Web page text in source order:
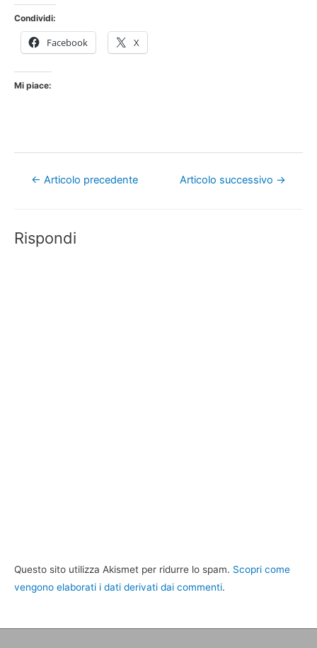
Condividi:
Facebook X
Mi piace:
Navigazione
← Articolo precedente Articolo successivo →
Rispondi
Questo sito utilizza Akismet per ridurre lo spam. Scopri come
vengono elaborati i dati derivati dai commenti.